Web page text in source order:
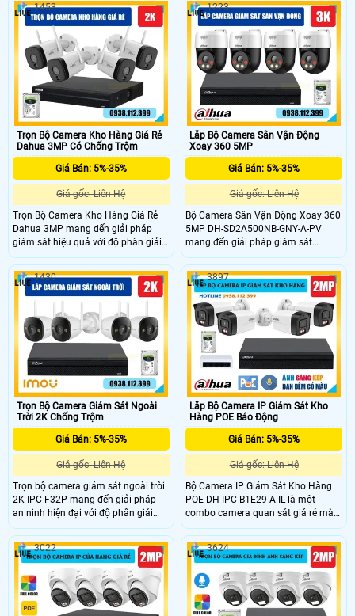
Trọn Bộ Camera Kho Hàng Giá Rẻ
Dahua 3MP Có Chống Trộm
Giá Bán: 5%-35%
Giá gốc: Liên Hệ
Trọn Bộ Camera Kho Hàng Giá Rẻ
Dahua 3MP mang đến giải pháp
giám sát hiệu quả với độ phân giải
3MP cho hình ảnh sắc nét, độ chi
tiết cao. Nổi bật với công nghệ ánh
sáng kép thông minh IR và Warm
Light, hỗ trợ tầm nhìn ban đêm đến
30m cùng ba chế độ quan sát: hồng
ngoại, ánh sáng trắng và thông
minh, đồng thời hỗ trợ phát hiện con
người và phương tiện.
1453
Lắp Bộ Camera Sân Vận Động
Xoay 360 5MP
Giá Bán: 5%-35%
Giá gốc: Liên Hệ
Bộ Camera Sân Vận Động Xoay 360
5MP DH-SD2A500NB-GNY-A-PV
mang đến giải pháp giám sát
chuyên nghiệp với cảm biến
STARVIS™ CMOS 1/2.8 độ phân giải
5MP, cho hình ảnh sắc nét. Camera
hỗ trợ quay quét 360°, đàm thoại 2
chiều, cảnh báo chủ động bằng loa
và đèn. Công nghệ SMD 3.0, Human
Detection, IP66 giúp hoạt động ổn
định ngoài trời, phù hợp cho sân
vận động và khu vực rộng lớn.
1223
Trọn Bộ Camera Giám Sát Ngoài
Trời 2K Chống Trộm
Giá Bán: 5%-35%
Giá gốc: Liên Hệ
Trọn bộ camera giám sát ngoài trời
2K IPC-F32P mang đến giải pháp
an ninh hiện đại với độ phân giải
3MP sắc nét, cảm biến CMOS tiên
tiến và ống kính 2.8mm góc rộng
100°. Hỗ trợ H.265, chế độ ngày
đêm, HDR chống ngược sáng và
tầm nhìn hồng ngoại 30m. Camera
tích hợp mic thu âm, phát hiện
chuyển động – con người, lưu trữ
1430
Lắp Bộ Camera IP Giám Sát Kho
Hàng POE Báo Động
Giá Bán: 5%-35%
Giá gốc: Liên Hệ
Bộ Camera IP Giám Sát Kho Hàng
POE DH-IPC-B1E29-A-IL là một
combo camera quan sát giá rẻ mà
chất lượng, cung cấp hình ảnh giám
sát sắc nét với độ phân giải 2.0MP,
camera còn hỗ trợ thêm mic giúp
ghi âm rõ ràng, chân thực. Ngoài ra
camera còn mang lại công nghệ
ánh sáng kép thông minh phát hiện
người sáng đèn đảm bảo an ninh
3897
3022 3624